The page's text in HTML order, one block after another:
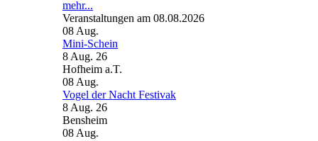
mehr...
Veranstaltungen am 08.08.2026
08 Aug.
Mini-Schein
8 Aug. 26
Hofheim a.T.
08 Aug.
Vogel der Nacht Festivak
8 Aug. 26
Bensheim
08 Aug.